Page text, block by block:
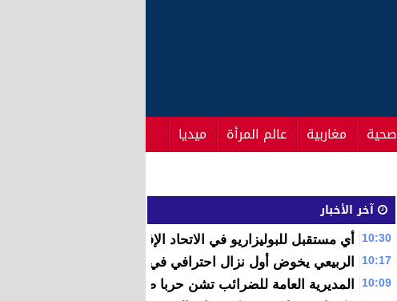
صحية مغاربية عالم المرأة ميديا
آخر الأخبار
10:30 أي‭ ‬مستقبل‭ ‬للبوليزاريو‭ ‬في‭ ‬الاتحاد‭ ‬الإفريقي‭ ‬؟
10:17 الربيعي يخوض أول نزال احترافي في 18 مارس بالبيضاء
10:09 المديرية العامة للضرائب تشن حربا ضد الفواتير الوهمية